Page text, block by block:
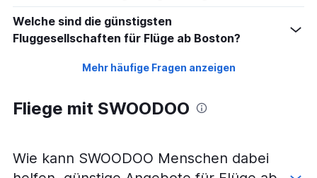
Welche sind die günstigsten
Fluggesellschaften für Flüge ab Boston?
Mehr häufige Fragen anzeigen
Fliege mit SWOODOO
Wie kann SWOODOO Menschen dabei